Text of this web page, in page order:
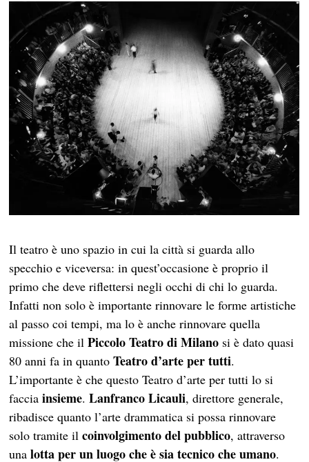
Il teatro è uno spazio in cui la città si guarda allo
specchio e viceversa: in quest’occasione è proprio il
primo che deve riflettersi negli occhi di chi lo guarda.
Infatti non solo è importante rinnovare le forme artistiche
al passo coi tempi, ma lo è anche rinnovare quella
missione che ilPiccolo Teatro di Milano si è dato quasi
80 anni fa in quantoTeatro d’arte per tutti.
L’importante è che questo Teatro d’arte per tutti lo si
facciainsieme.Lanfranco Licauli, direttore generale,
ribadisce quanto l’arte drammatica si possa rinnovare
solo tramite ilcoinvolgimento del pubblico, attraverso
unalotta per un luogo che è sia tecnico che umano.